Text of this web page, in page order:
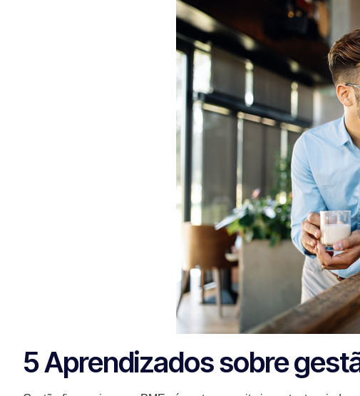
5 Aprendizados sobre